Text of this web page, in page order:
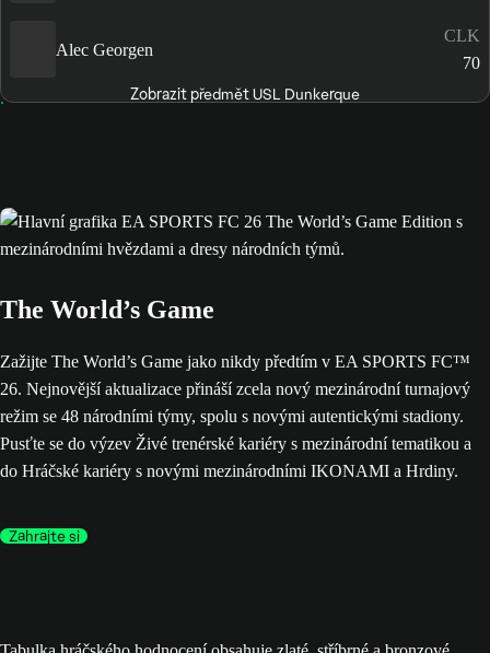
Alec Georgen
CLK
70
Zobrazit předmět USL Dunkerque
The World’s Game
Zažijte The World’s Game jako nikdy předtím v EA SPORTS FC™
26. Nejnovější aktualizace přináší zcela nový mezinárodní turnajový
režim se 48 národními týmy, spolu s novými autentickými stadiony.
Pusťte se do výzev Živé trenérské kariéry s mezinárodní tematikou a
do Hráčské kariéry s novými mezinárodními IKONAMI a Hrdiny.
Zahrajte si